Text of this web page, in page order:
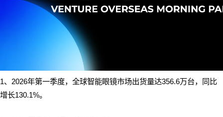
1、 2026年第一季度，全球智能眼镜市场出货量达356.6万台，同比
增长130.1%。